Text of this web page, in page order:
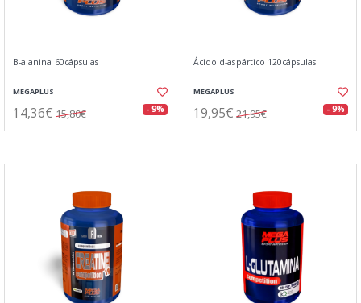
B-alanina 60cápsulas
MEGAPLUS
14,36€ 15,80€ - 9%
Ácido d-aspártico 120cápsulas
MEGAPLUS
19,95€ 21,95€ - 9%